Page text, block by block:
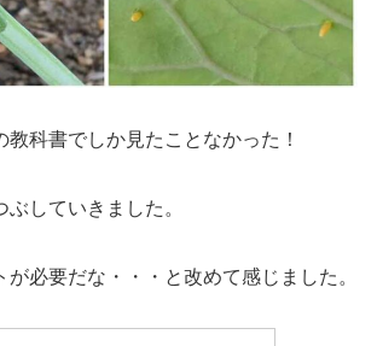
教科書でしか見たことなかった！
していきました。
必要だな・・・と改めて感じました。